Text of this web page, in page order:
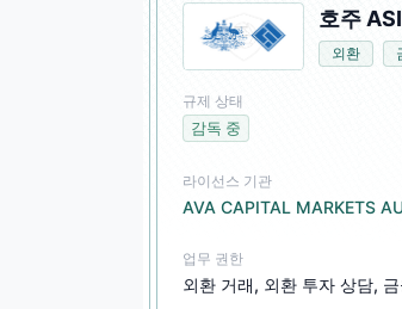
호주
외환
규제 상태
감독 중
라이선스 기관
AVA CAPITAL MARKETS
업무 권한
외환 거래, 외환 투자 상담,